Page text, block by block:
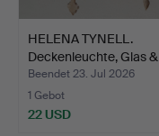
HELENA TYNELL.
Deckenleuchte, Glas &
Metal…
Beendet 23. Jul 2026
1 Gebot
22 USD